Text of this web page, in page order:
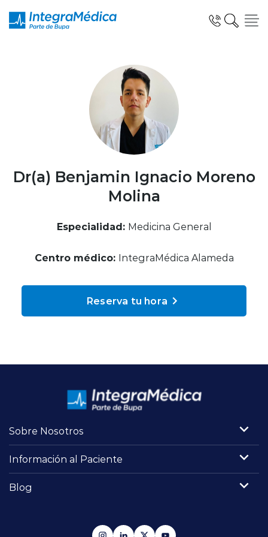
Especialidades y Servicios
Telemedicina Blua
Clínicas Dentales
Reserva de Horas
Mi Portal Bupa
Dr(a) Benjamin Ignacio Moreno
Molina
Especialidad: Medicina General
Centro médico: IntegraMédica Alameda
Reserva tu hora
Sobre Nosotros
Información al Paciente
Blog